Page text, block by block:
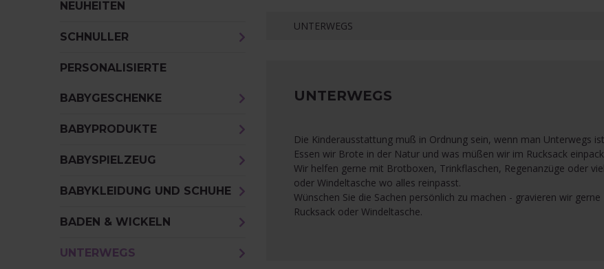
NEUHEITEN
SCHNULLER
PERSONALISIERTE
BABYGESCHENKE
BABYPRODUKTE
BABYSPIELZEUG
BABYKLEIDUNG UND SCHUHE
BADEN & WICKELN
UNTERWEGS
UNTERWEGS
UNTERWEGS
Die Kinderausstattung muß in Ordnung sein, wenn man Unterwegs
Essen wir Brote in der Natur und was müßen wir im Rucksack
Wir helfen gerne mit Brotboxen, Trinkflaschen, Regenanzüge oder
oder Windeltasche wo alles reinpasst.
Wünschen Sie die Sachen persönlich zu machen - gravieren wir
Rucksack oder Windeltasche.